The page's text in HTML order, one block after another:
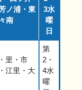
ノ浦・東
南
3水
曜
日
里・市
江里・大
第
2・
4水
曜